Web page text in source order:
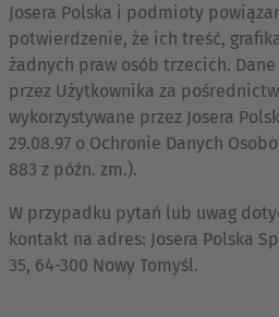
Josera Polska i podmioty
potwierdzenie, że ich treść,
żadnych praw osób trzecich.
przez Użytkownika za
wykorzystywane przez Josera
29.08.97 o Ochronie Danych
883 z późn. zm.).
W przypadku pytań lub uwag
kontakt na adres: Josera Polska
35, 64-300 Nowy Tomyśl.